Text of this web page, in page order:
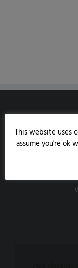
E-
This website uses
assume you're ok